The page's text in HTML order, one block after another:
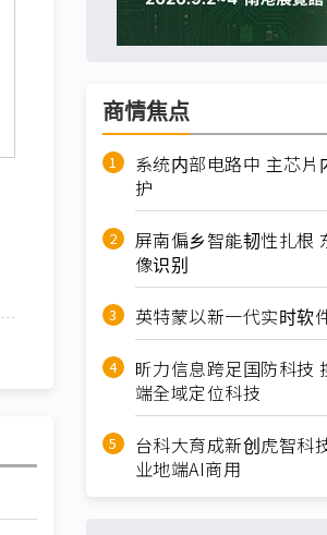
商情焦点
系统内部电路中 主芯片
护
屏南偏乡智能韧性扎根
像识别
英特蒙以新一代实时软
昕力信息跨足国防科技
端全域定位科技
台科大育成新创虎智科
业地端AI商用